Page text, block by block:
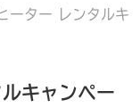
ーター レンタルキ
キャンペー